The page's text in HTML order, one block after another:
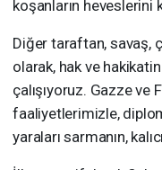
koşanların heveslerini
Diğer taraftan, savaş,
olarak, hak ve
çalışıyoruz. Gazze
faaliyetlerimizle,
yaraları sarmanın,